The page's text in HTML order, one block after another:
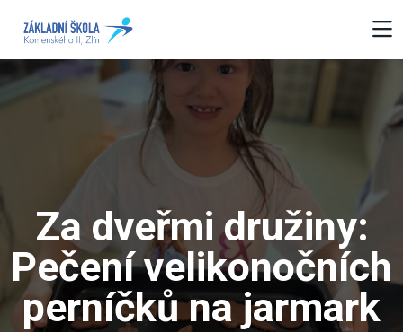
Za dveřmi družiny:
Pečení velikonočních
perníčků na jarmark